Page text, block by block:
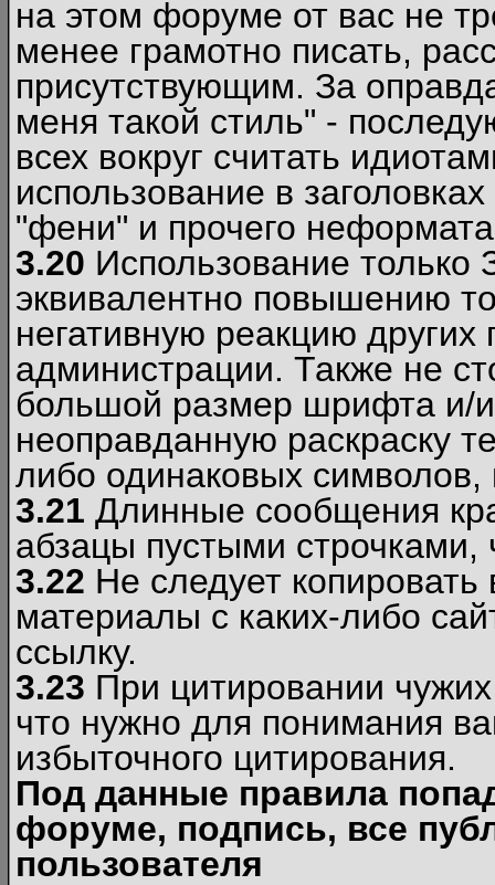
на этом форуме от вас не
менее грамотно писать,
присутствующим. За
меня такой стиль" -
всех вокруг считать
использование в
"фени" и прочего
3.20 Использование
эквивалентно повышению
негативную реакцию
администрации. Также не
большой размер шрифта и/
неоправданную раскраску
либо одинаковых
3.21 Длинные сообщения
абзацы пустыми
3.22 Не следует
материалы c каких-либо
ссылку.
3.23 При цитировании
что нужно для понимания
избыточного цитирования.
Под данные правила
форуме, подпись, все
пользователя